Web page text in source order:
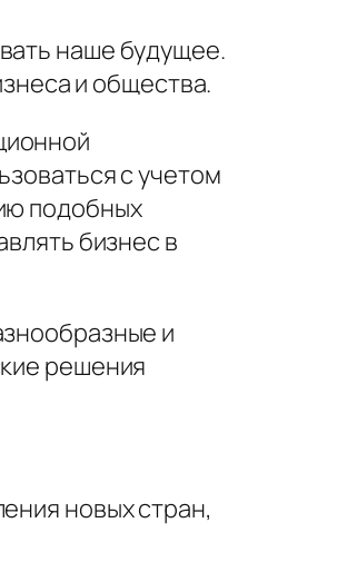
наше будущее.
и общества.
с учетом
подобных
бизнес в
и
решения
новых стран,